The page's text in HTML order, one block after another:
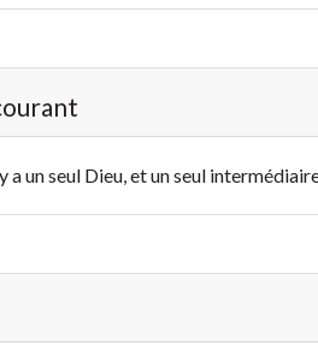
a un seul Dieu, et un seul